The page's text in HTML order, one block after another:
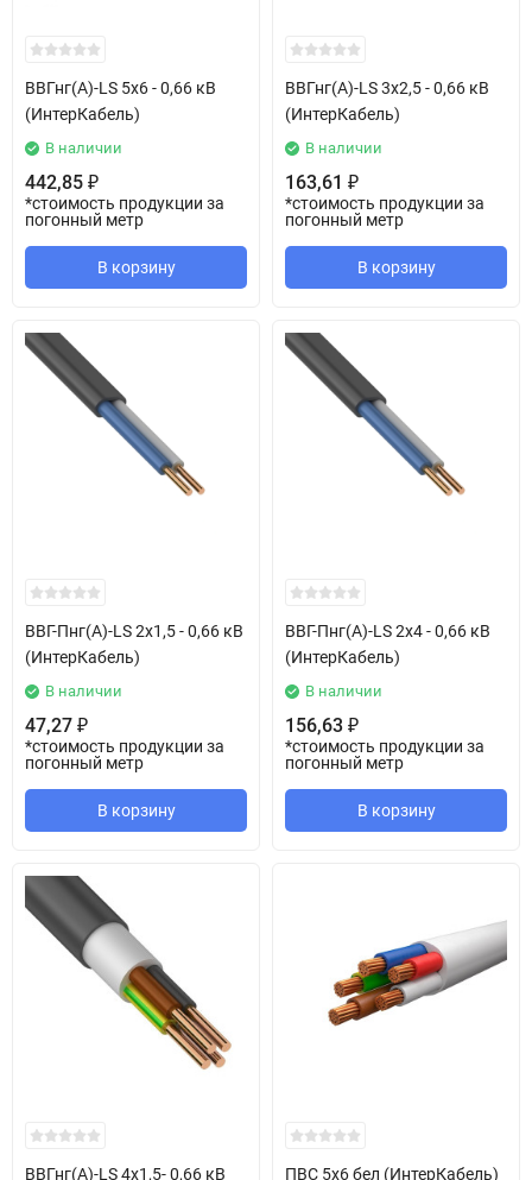
ВВГнг(А)-LS 5х6 - 0,66 кВ
(ИнтерКабель)
В наличии
442,85 ₽
*стоимость продукции за
погонный метр
В корзину
ВВГнг(А)-LS 3х2,5 - 0,66 кВ
(ИнтерКабель)
В наличии
163,61 ₽
*стоимость продукции за
погонный метр
В корзину
ВВГ-Пнг(А)-LS 2х1,5 - 0,66 кВ
(ИнтерКабель)
В наличии
47,27 ₽
*стоимость продукции за
погонный метр
В корзину
ВВГ-Пнг(А)-LS 2х4 - 0,66 кВ
(ИнтерКабель)
В наличии
156,63 ₽
*стоимость продукции за
погонный метр
В корзину
ВВГнг(А)-LS 4х1,5- 0,66 кВ ПВС 5х6 бел (ИнтерКабель)